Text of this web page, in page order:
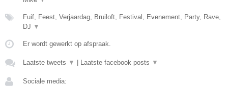
Fuif, Feest, Verjaardag, Bruiloft, Festival, Evenement, Party, Rave,
DJ ▼
Er wordt gewerkt op afspraak.
Laatste tweets ▼ Laatste facebook posts ▼
Sociale media: